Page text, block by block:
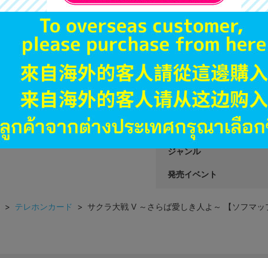
す。
※詳細につきましてはコチラ
商品カテゴリ
発売日
枚数
ジャンル
発売イベント
> テレホンカード > サクラ大戦 V ～さらば愛しき人よ～ 【ソフマッ